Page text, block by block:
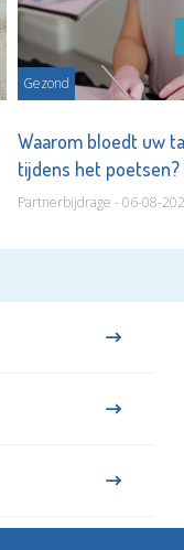
Gezond
Waarom bloedt uw
tijdens het poetsen?
Partnerbijdrage - 06-08-